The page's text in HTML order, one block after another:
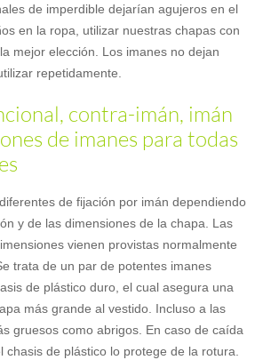
de imperdible dejarían agujeros en el
en la ropa, utilizar nuestras chapas con
mejor elección. Los imanes no dejan
repetidamente.
contra-imán, imán
de imanes para todas
de fijación por imán dependiendo
y de las dimensiones de la chapa. Las
vienen provistas normalmente
trata de un par de potentes imanes
de plástico duro, el cual asegura una
más grande al vestido. Incluso a las
gruesos como abrigos. En caso de caída
chasis de plástico lo protege de la rotura.